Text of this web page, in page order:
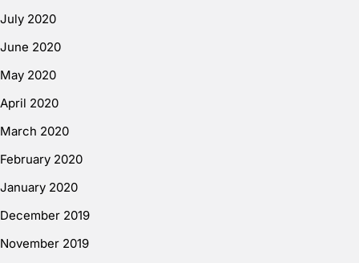
July 2020
June 2020
May 2020
April 2020
March 2020
February 2020
January 2020
December 2019
November 2019